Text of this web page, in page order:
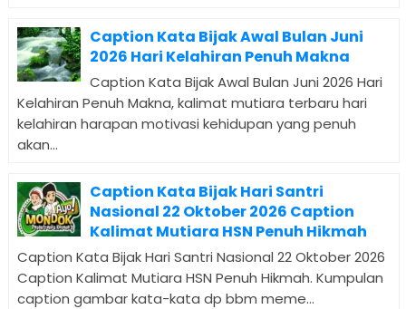
Caption Kata Bijak Awal Bulan Juni
2026 Hari Kelahiran Penuh Makna
Caption Kata Bijak Awal Bulan Juni 2026 Hari
Kelahiran Penuh Makna, kalimat mutiara terbaru hari
kelahiran harapan motivasi kehidupan yang penuh
akan...
Caption Kata Bijak Hari Santri
Nasional 22 Oktober 2026 Caption
Kalimat Mutiara HSN Penuh Hikmah
Caption Kata Bijak Hari Santri Nasional 22 Oktober 2026
Caption Kalimat Mutiara HSN Penuh Hikmah. Kumpulan
caption gambar kata-kata dp bbm meme...